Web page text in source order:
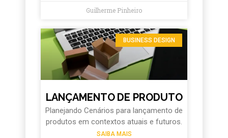
Guilherme Pinheiro
BUSINESS DESIGN
LANÇAMENTO DE PRODUTO
Planejando Cenários para lançamento de
produtos em contextos atuais e futuros.
SAIBA MAIS